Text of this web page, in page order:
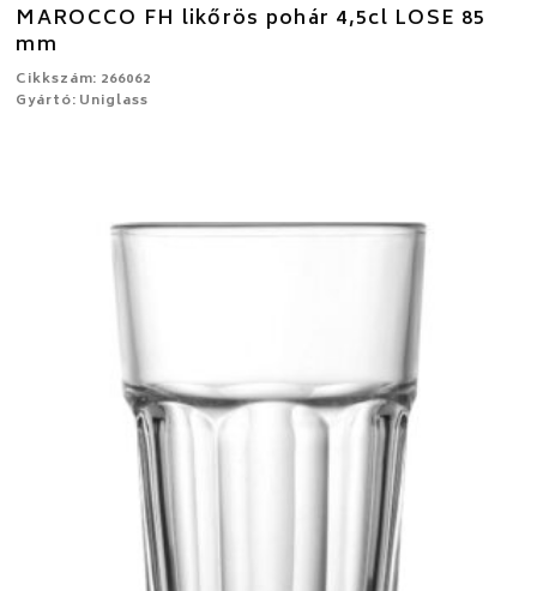
MAROCCO FH likőrös pohár 4,5cl LOSE 85
mm
Cikkszám: 266062
Gyártó: Uniglass